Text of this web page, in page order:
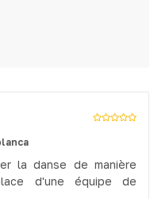
la danse de manière
d'une équipe de